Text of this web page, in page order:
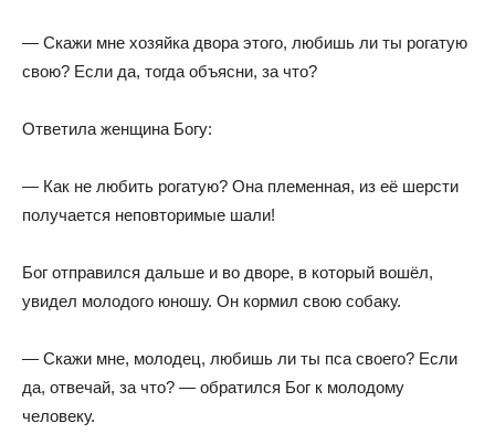
— Скажи мне хозяйка двора этого, любишь ли ты рогатую
свою? Если да, тогда объясни, за что?
Ответила женщина Богу:
— Как не любить рогатую? Она племенная, из её шерсти
получается неповторимые шали!
Бог отправился дальше и во дворе, в который вошёл,
увидел молодого юношу. Он кормил свою собаку.
— Скажи мне, молодец, любишь ли ты пса своего? Если
да, отвечай, за что? — обратился Бог к молодому
человеку.